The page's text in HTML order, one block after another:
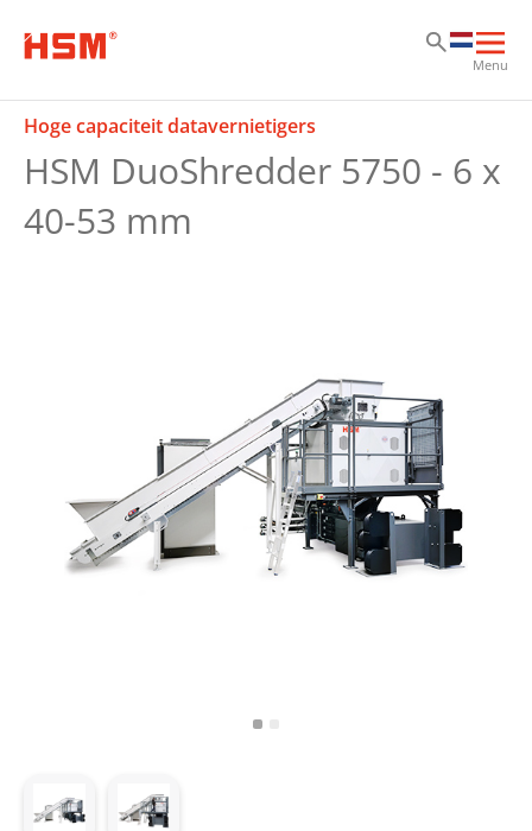
Menu
Hoge capaciteit datavernietigers
HSM DuoShredder 5750 - 6 x
40-53 mm